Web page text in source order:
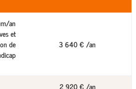
an
et
de
3 640 € /an
2 920 € /an